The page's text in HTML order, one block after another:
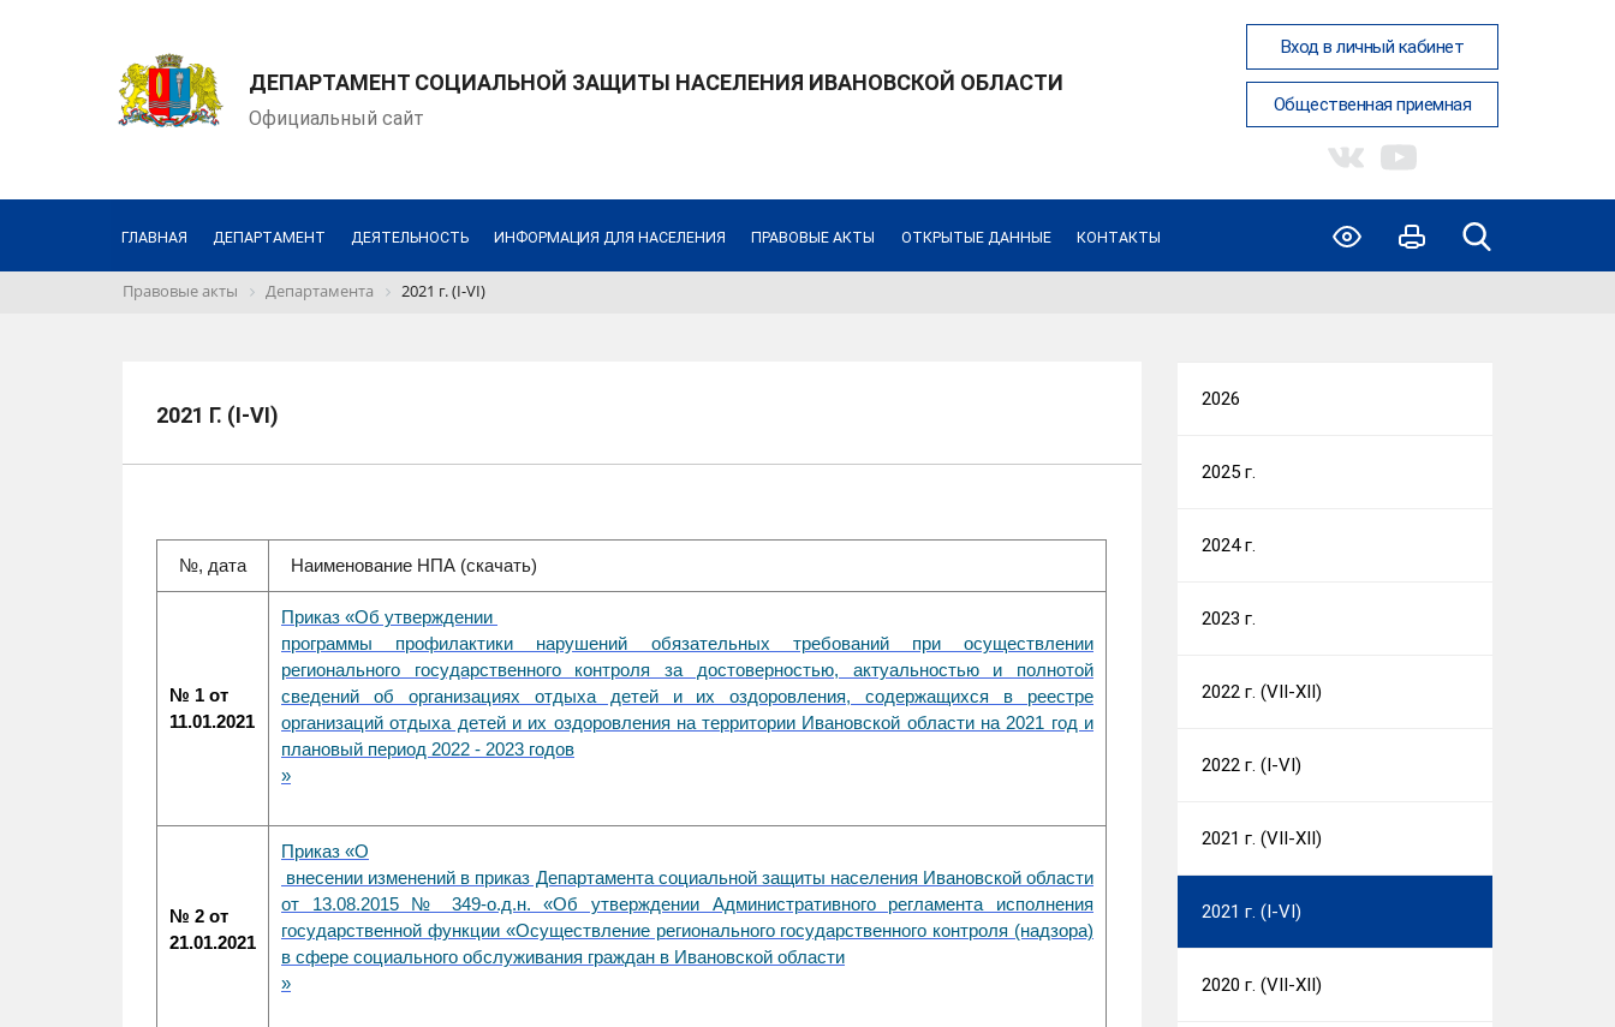
ДЕПАРТАМЕНТ СОЦИАЛЬНОЙ ЗАЩИТЫ НАСЕЛЕНИЯ ИВАНОВСКОЙ ОБЛАСТИ
Официальный сайт
Вход в личный кабинет
Общественная приемная
ГЛАВНАЯ ДЕПАРТАМЕНТ ДЕЯТЕЛЬНОСТЬ ИНФОРМАЦИЯ ДЛЯ НАСЕЛЕНИЯ ПРАВОВЫЕ АКТЫ ОТКРЫТЫЕ ДАННЫЕ КОНТАКТЫ
Правовые акты Департамента 2021 г. (I-VI)
2021 Г. (I-VI)
№, дата Наименование НПА (скачать)
№ 1 от
11.01.2021
Приказ «Об утверждении
программы профилактики нарушений обязательных требований при осуществлении
регионального государственного контроля за достоверностью, актуальностью и полнотой
сведений об организациях отдыха детей и их оздоровления, содержащихся в реестре
организаций отдыха детей и их оздоровления на территории Ивановской области на 2021 год и
плановый период 2022 - 2023 годов
»
№ 2 от
21.01.2021
Приказ «О
внесении изменений в приказ Департамента социальной защиты населения Ивановской области
от 13.08.2015 № 349-о.д.н. «Об утверждении Административного регламента исполнения
государственной функции «Осуществление регионального государственного контроля (надзора)
в сфере социального обслуживания граждан в Ивановской области
»
2026
2025 г.
2024 г.
2023 г.
2022 г. (VII-XII)
2022 г. (I-VI)
2021 г. (VII-XII)
2021 г. (I-VI)
2020 г. (VII-XII)